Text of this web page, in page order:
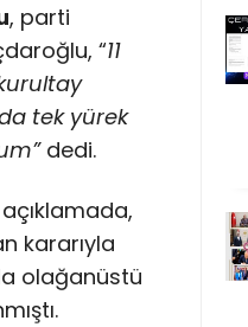
, parti
“11
tek yürek
dedi.
kararıyla
olağanüstü